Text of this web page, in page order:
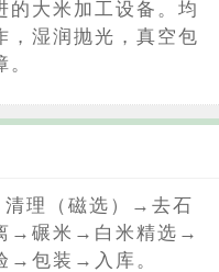
的大米加工设备。均
，湿润抛光，真空包
理（磁选）→去石
→碾米→白米精选→
→包装→入库。